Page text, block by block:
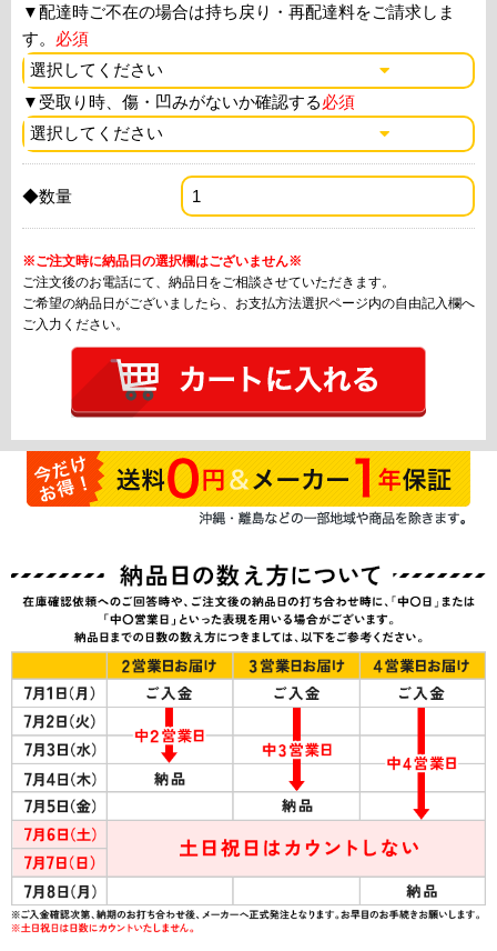
▼配達時ご不在の場合は持ち戻り・再配達料をご請求しま
す。 必須
▼ 受取り時、傷・凹みがないか確認する必須
◆数量
※ご注文時に納品日の選択欄はございません※
ご注文後のお電話にて、納品日をご相談させていただきます。
ご希望の納品日がございましたら、お支払方法選択ページ内の自由記入欄へ
ご入力ください。